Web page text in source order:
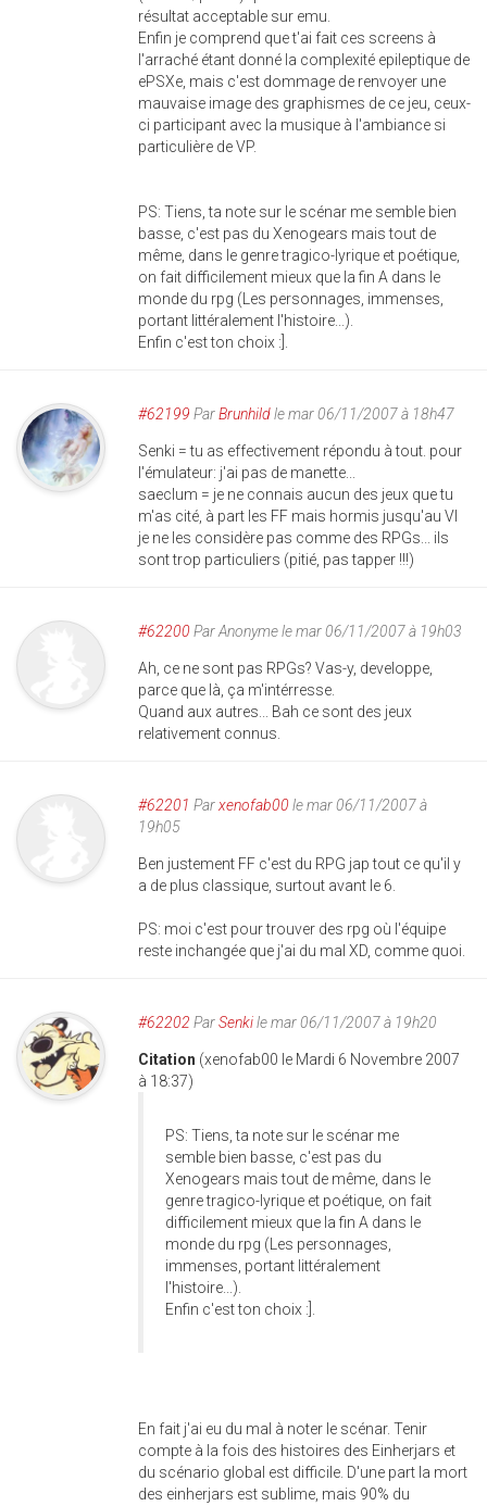
résultat acceptable sur emu.
Enfin je comprend que t'ai fait ces screens à
l'arraché étant donné la complexité epileptique de
ePSXe, mais c'est dommage de renvoyer une
mauvaise image des graphismes de ce jeu, ceux-
ci participant avec la musique à l'ambiance si
particulière de VP.
PS: Tiens, ta note sur le scénar me semble bien
basse, c'est pas du Xenogears mais tout de
même, dans le genre tragico-lyrique et poétique,
on fait difficilement mieux que la fin A dans le
monde du rpg (Les personnages, immenses,
portant littéralement l'histoire...).
Enfin c'est ton choix :].
#62199 ParBrunhildle mar 06/11/2007 à 18h47
Senki = tu as effectivement répondu à tout. pour
l'émulateur: j'ai pas de manette...
saeclum = je ne connais aucun des jeux que tu
m'as cité, à part les FF mais hormis jusqu'au VI
je ne les considère pas comme des RPGs... ils
sont trop particuliers (pitié, pas tapper !!!)
#62200 ParAnonymele mar 06/11/2007 à 19h03
Ah, ce ne sont pas RPGs? Vas-y, developpe,
parce que là, ça m'intérresse.
Quand aux autres... Bah ce sont des jeux
relativement connus.
#62201 Parxenofab00 le mar 06/11/2007 à
19h05
Ben justement FF c'est du RPG jap tout ce qu'il y
a de plus classique, surtout avant le 6.
PS: moi c'est pour trouver des rpg où l'équipe
reste inchangée que j'ai du mal XD, comme quoi.
#62202 ParSenkile mar 06/11/2007 à 19h20
Citation (xenofab00 le Mardi 6 Novembre 2007
à 18:37)
PS: Tiens, ta note sur le scénar me
semble bien basse, c'est pas du
Xenogears mais tout de même, dans le
genre tragico-lyrique et poétique, on fait
difficilement mieux que la fin A dans le
monde du rpg (Les personnages,
immenses, portant littéralement
l'histoire...).
Enfin c'est ton choix :].
En fait j'ai eu du mal à noter le scénar. Tenir
compte à la fois des histoires des Einherjars et
du scénario global est difficile. D'une part la mort
des einherjars est sublime, mais 90% du